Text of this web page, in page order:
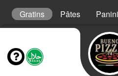
Gratins Pâtes